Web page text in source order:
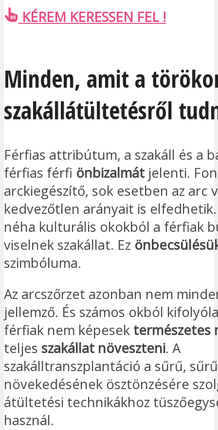
KÉREM KERESSEN FEL !
Minden, amit a
szakállátültetésről
Férfias attribútum, a szakáll és a
férfias férfi önbizalmátjelenti.
arckiegészítő, sok esetben az arc
kedvezőtlen arányait is
néha kulturális okokból a férfiak
viselnek szakállat. Ez
szimbóluma.
Az arcszőrzet azonban nem
jellemző. És számos okból
férfiak nem képesek természetes
teljes szakállat növeszteni. A
szakálltranszplantáció a sűrű,
növekedésének ösztönzésére
átültetési technikákhoz
használ.